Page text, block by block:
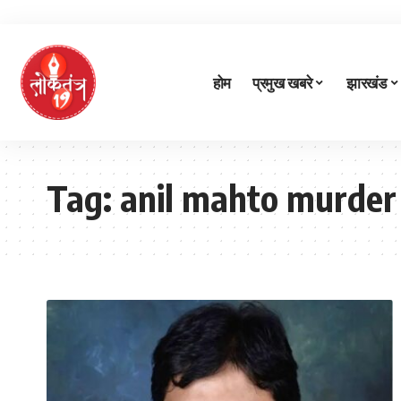
होम प्रमुख खबरे झारखंड
Tag:anil mahto murder